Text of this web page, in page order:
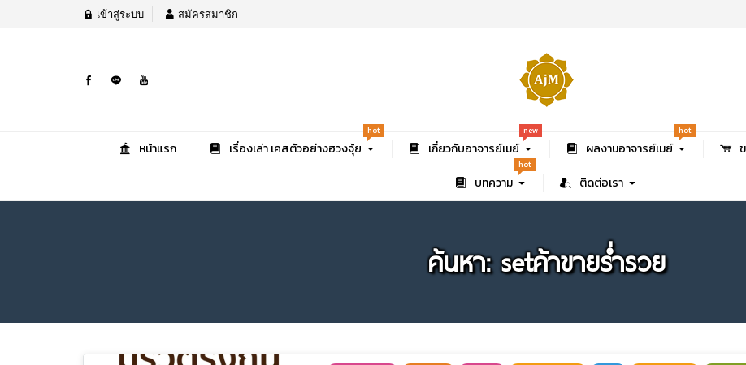
เข้าสู่ระบบ สมัครสมาชิก
หน้าแรก เรื่องเล่า เคสตัวอย่างฮวงจุ้ย
hot
เกี่ยวกับอาจารย์เมย์
new
ผลงานอาจารย์เมย์
hot
บทความ
hot
ติดต่อเรา
ค้นหา: setค้าขายร่ำรวย